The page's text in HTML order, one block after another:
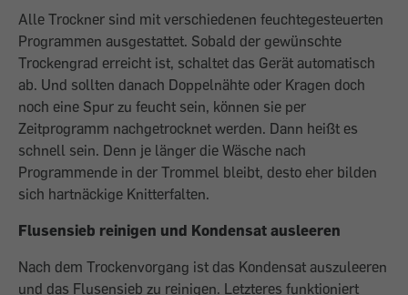
Alle Trockner sind mit verschiedenen feuchtegesteuerten
Programmen ausgestattet. Sobald der gewünschte
Trockengrad erreicht ist, schaltet das Gerät automatisch
ab. Und sollten danach Doppelnähte oder Kragen doch
noch eine Spur zu feucht sein, können sie per
Zeitprogramm nachgetrocknet werden. Dann heißt es
schnell sein. Denn je länger die Wäsche nach
Programmende in der Trommel bleibt, desto eher bilden
sich hartnäckige Knitterfalten.
Flusensieb reinigen und Kondensat ausleeren
Nach dem Trockenvorgang ist das Kondensat auszuleeren
und das Flusensieb zu reinigen. Letzteres funktioniert